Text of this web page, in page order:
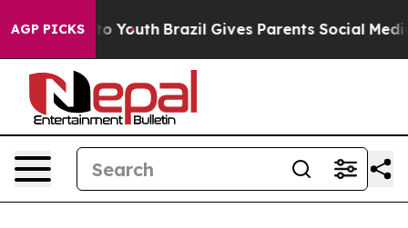
AGP PICKS
Harms to Youth Brazil Gives Parents Social Media